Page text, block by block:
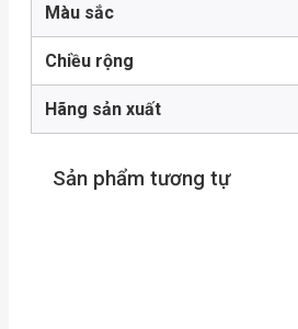
Màu sắc
Chiều rộng
Hãng sản xuất
Sản phẩm tương tự